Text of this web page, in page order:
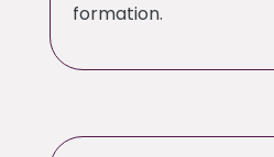
formation.